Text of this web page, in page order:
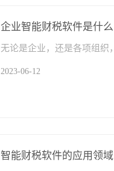
企业智能财税软件是什么
2023-06-12
智能财税软件的应用领域